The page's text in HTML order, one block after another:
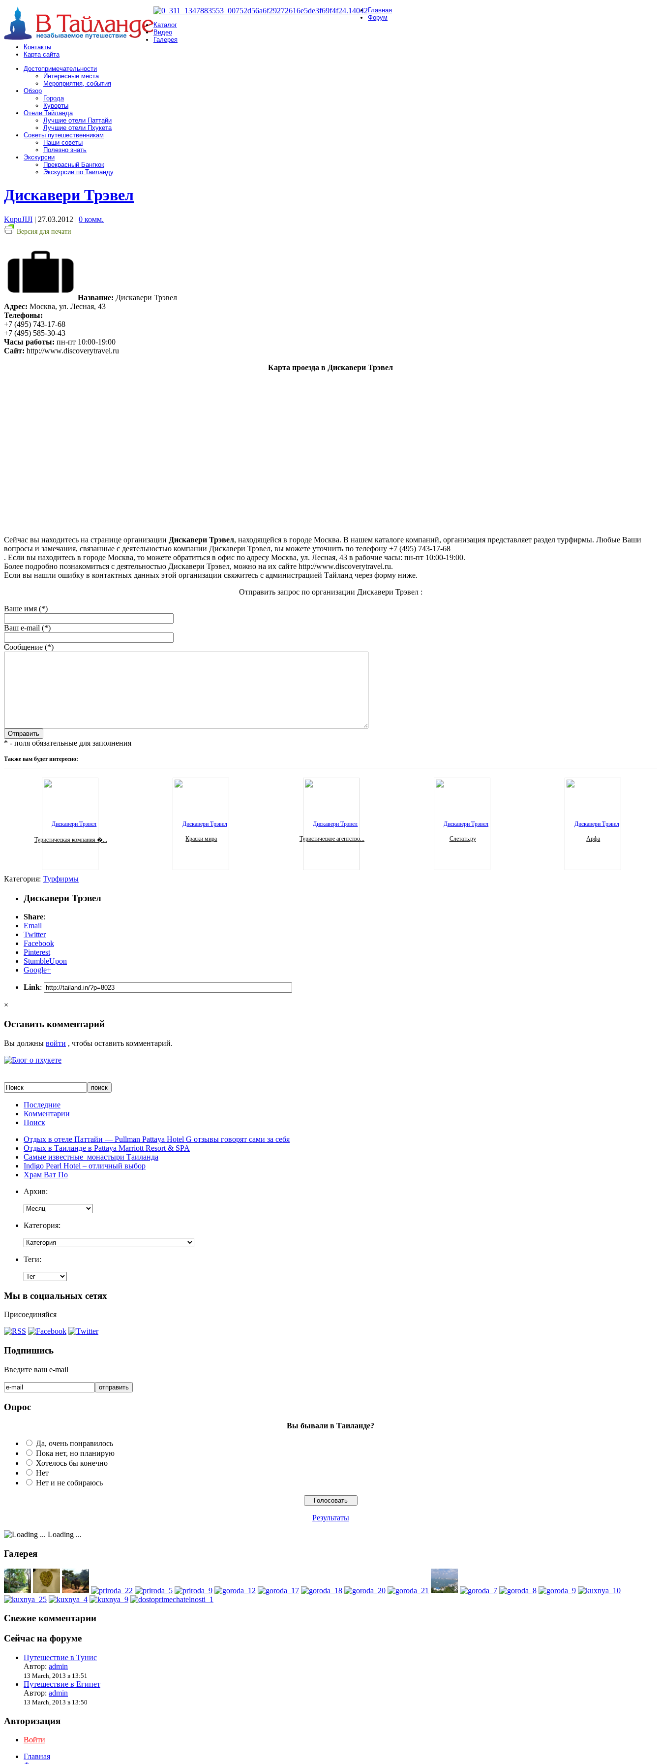
Главная
Форум
Каталог
Видео
Галерея
Контакты
Карта сайта
Достопримечательности
Интересные места
Мероприятия, события
Обзор
Города
Курорты
Отели Тайланда
Лучшие отели Паттайи
Лучшие отели Пхукета
Советы путешественникам
Наши советы
Полезно знать
Экскурсии
Прекрасный Бангкок
Экскурсии по Таиланду
Дискавери Трэвел
KupuJIJI | 27.03.2012 | 0 комм.
Версия для печати
Название: Дискавери Трэвел
Адрес: Москва, ул. Лесная, 43
Телефоны:
+7 (495) 743-17-68
+7 (495) 585-30-43
Часы работы: пн-пт 10:00-19:00
Сайт: http://www.discoverytravel.ru
Карта проезда в Дискавери Трэвел
Сейчас вы находитесь на странице организации Дискавери Трэвел, находящейся в городе Москва. В нашем каталоге компаний, организация представляет раздел турфирмы. Любые Ваши
вопросы и замечания, связанные с деятельностью компании Дискавери Трэвел, вы можете уточнить по телефону +7 (495) 743-17-68
. Если вы находитесь в городе Москва, то можете обратиться в офис по адресу Москва, ул. Лесная, 43 в рабочие часы: пн-пт 10:00-19:00.
Более подробно познакомиться с деятельностью Дискавери Трэвел, можно на их сайте http://www.discoverytravel.ru.
Если вы нашли ошибку в контактных данных этой организации свяжитесь с администрацией Тайланд через форму ниже.
Отправить запрос по организации Дискавери Трэвел :
Ваше имя (*)
Ваш e-mail (*)
Сообщение (*)
* - поля обязательные для заполнения
Также вам будет интересно:
Туристическая компания �... Краски мира Туристическое агентство... Слетать.ру Арфа
Категория: Турфирмы
Дискавери Трэвел
Share:
Email
Twitter
Facebook
Pinterest
StumbleUpon
Google+
Link:
×
Оставить комментарий
Вы должны войти , чтобы оставить комментарий.
Последние
Комментарии
Поиск
Отдых в отеле Паттайи — Pullman Pattaya Hotel G отзывы говорят сами за себя
Отдых в Таиланде в Pattaya Marriott Resort & SPA
Самые известные монастыри Таиланда
Indigo Pearl Hotel – отличный выбор
Храм Ват По
Архив:
Категория:
Теги:
Мы в социальных сетях
Присоединяйся
Подпишись
Введите ваш e-mail
Опрос
Вы бывали в Таиланде?
Да, очень понравилось
Пока нет, но планирую
Хотелось бы конечно
Нет
Нет и не собираюсь
Результаты
Loading ...
Галерея
Свежие комментарии
Сейчас на форуме
Путешествие в Тунис
Автор: admin
13 March, 2013 в 13:51
Путешествие в Египет
Автор: admin
13 March, 2013 в 13:50
Авторизация
Войти
Главная